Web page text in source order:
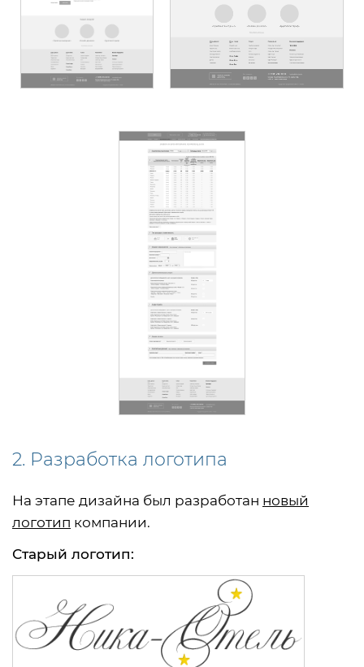
2. Разработка логотипа
На этапе дизайна был разработан новый
логотип компании.
Старый логотип: